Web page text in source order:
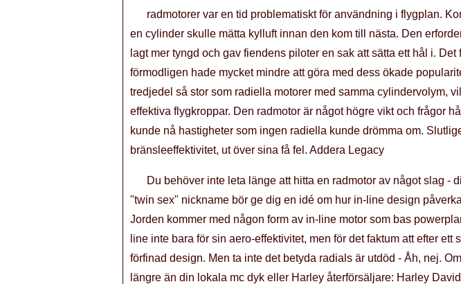
radmotorer var en tid problematiskt för användning i flygplan.
en cylinder skulle mätta kylluft innan den kom till nästa. Den
lagt mer tyngd och gav fiendens piloter en sak att sätta ett hål i.
förmodligen hade mycket mindre att göra med dess ökade
tredjedel så stor som radiella motorer med samma cylindervolym,
effektiva flygkroppar. Den radmotor är något högre vikt och frågor
kunde nå hastigheter som ingen radiella kunde drömma om.
bränsleeffektivitet, ut över sina få fel. Addera Legacy
Du behöver inte leta länge att hitta en radmotor av något slag -
"twin sex" nickname bör ge dig en idé om hur in-line design
Jorden kommer med någon form av in-line motor som bas
line inte bara för sin aero-effektivitet, men för det faktum att efter
förfinad design. Men ta inte det betyda radials är utdöd - Åh, nej.
längre än din lokala mc dyk eller Harley återförsäljare: Harley